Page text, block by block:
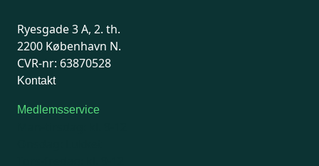
Ryesgade 3 A, 2. th.
2200 København N.
CVR-nr: 63870528
Kontakt
Medlemsservice